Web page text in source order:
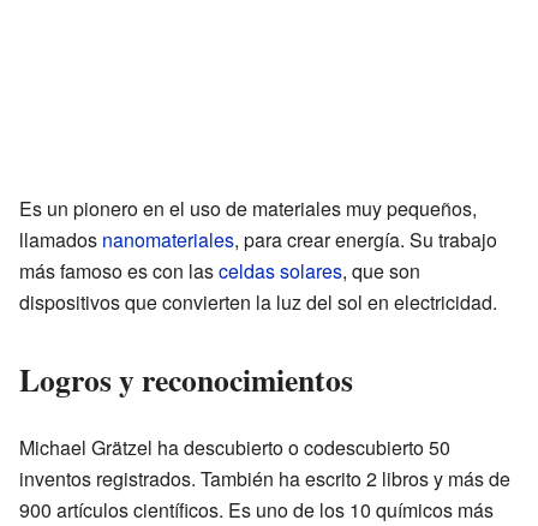
Es un pionero en el uso de materiales muy pequeños,
llamados nanomateriales, para crear energía. Su trabajo
más famoso es con lasceldas solares, que son
dispositivos que convierten la luz del sol en electricidad.
Logros y reconocimientos
Michael Grätzel ha descubierto o codescubierto 50
inventos registrados. También ha escrito 2 libros y más de
900 artículos científicos. Es uno de los 10 químicos más